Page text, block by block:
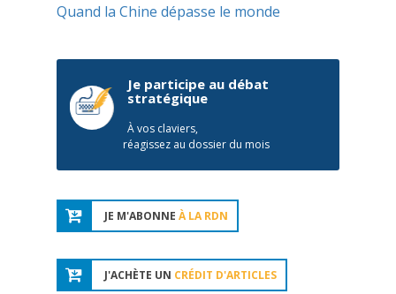
Quand la Chine dépasse le monde
Je participe au débat
stratégique
À vos claviers,
réagissez au dossier du mois
JE M'ABONNE À LA RDN
J'ACHÈTE UN CRÉDIT D'ARTICLES